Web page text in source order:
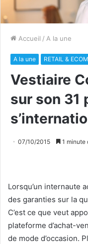
Accueil / A la une
A la une RETAIL &
Vestiaire
sur son 31
07/10/2015 1 minute
Lorsqu’un internaute
des garanties sur la
C’est ce que veut
plateforme d’achat-
de mode d’occasion.